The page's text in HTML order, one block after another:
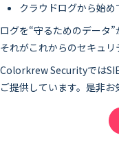
クラウドログから始め
ログを“守るためのデータ”
それがこれからのセキュリ
Colorkrew Securityでは
ご提供しています。是非お